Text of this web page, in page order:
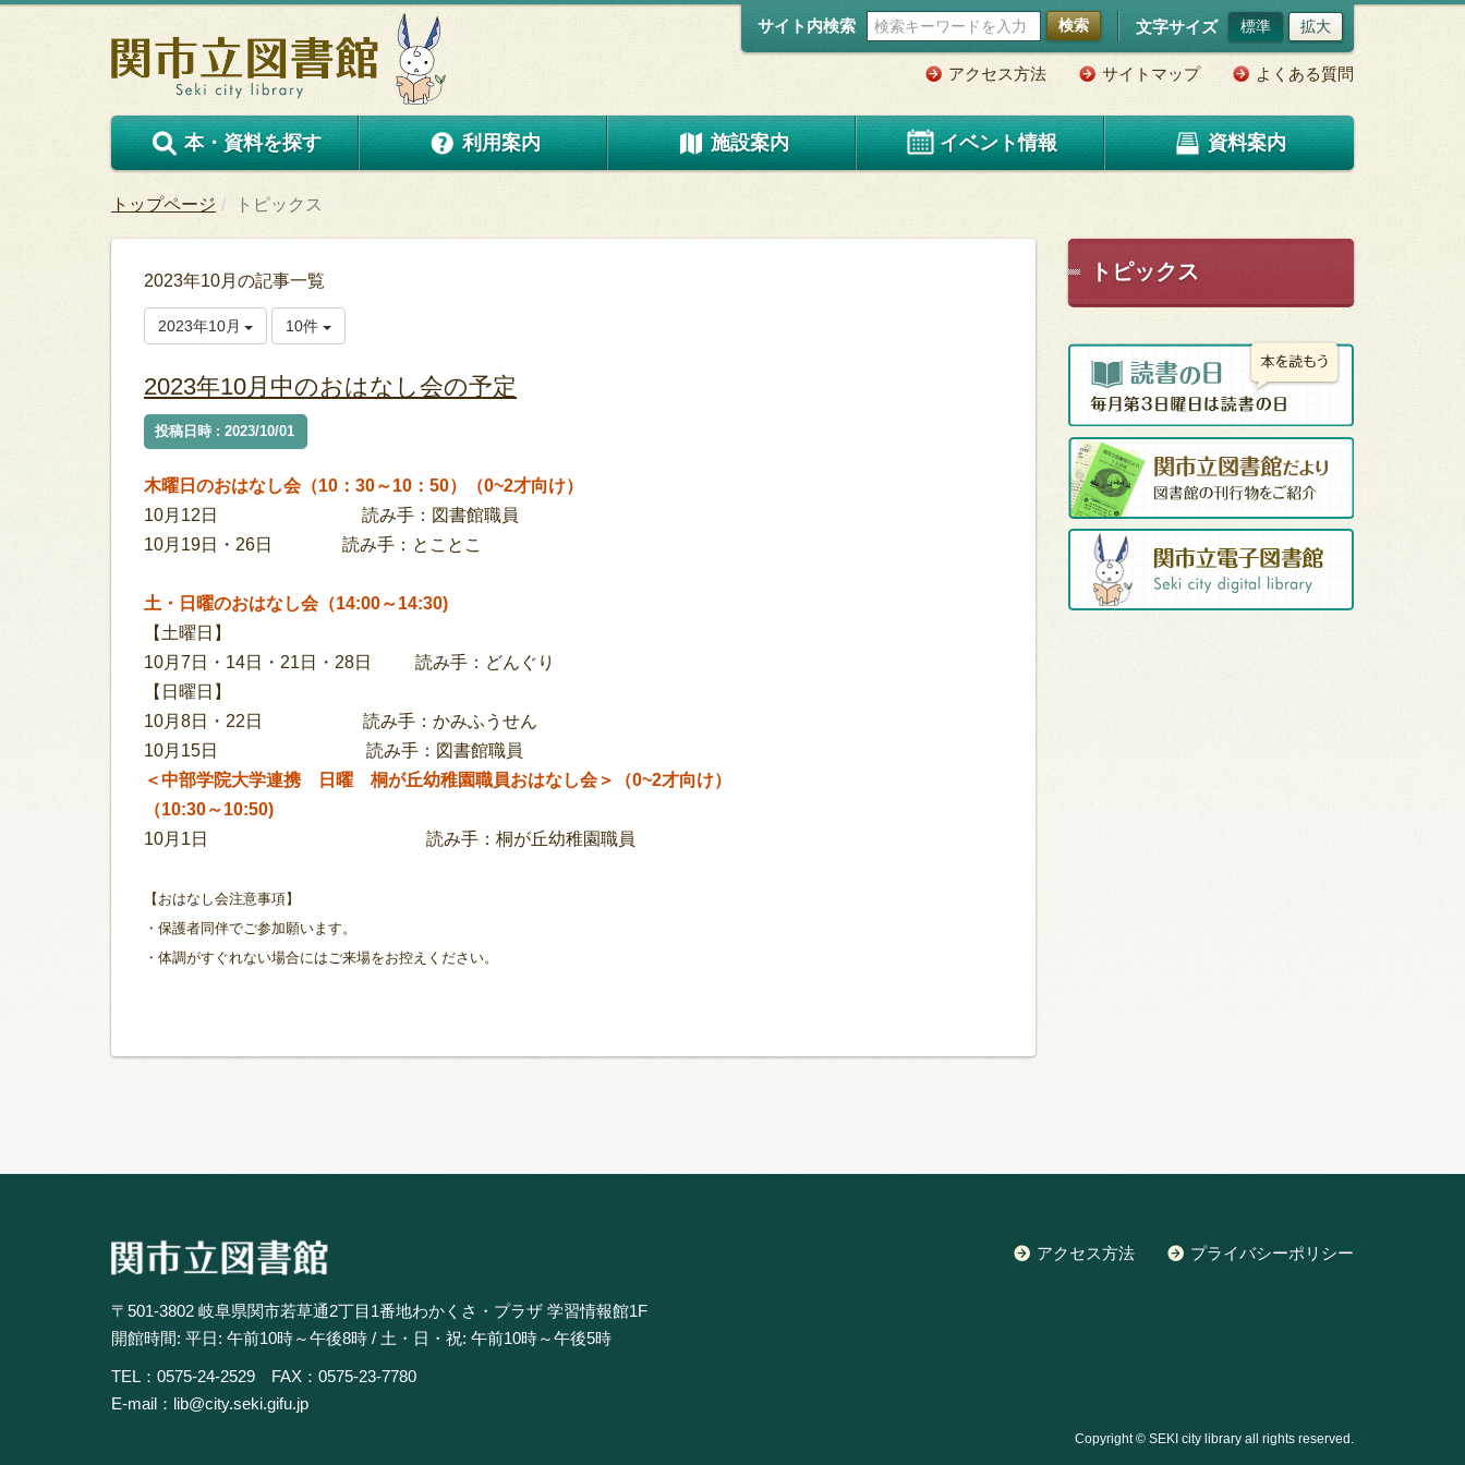
サイト内検索 検索 文字サイズ 標準 拡大
アクセス方法 サイトマップ よくある質問
本・資料を探す 利用案内 施設案内 イベント情報 資料案内
トップページ トピックス
2023年10月の記事一覧
2023年10月 10件
2023年10月中のおはなし会の予定
投稿日時 : 2023/10/01
木曜日のおはなし会（10：30～10：50）（0~2才向け）
10月12日 読み手：図書館職員
10月19日 ・26日 読み手：とことこ
土・日曜のおはなし会（14:00～14:30)
【土曜日】
10月7日・14日・21日・28日 読み手：どんぐり
【日曜日】
10月8日・22日 読み手：かみふうせん
10月15日 読み手：図書館職員
＜中部学院大学連携 日曜 桐が丘幼稚園職員おはなし会＞（0~2才向け）
（10:30～10:50)
10月1日 読み手：桐が丘幼稚園職員
【おはなし会注意事項】
・保護者同伴でご参加願います。
・体調がすぐれない場合にはご来場をお控えください。
トピックス
〒501-3802 岐阜県関市若草通2丁目1番地わかくさ・プラザ 学習情報館1F
開館時間: 平日: 午前10時～午後8時 / 土・日・祝: 午前10時～午後5時
TEL：0575-24-2529 FAX：0575-23-7780
E-mail：lib@city.seki.gifu.jp
アクセス方法 プライバシーポリシー
Copyright © SEKI city library all rights reserved.